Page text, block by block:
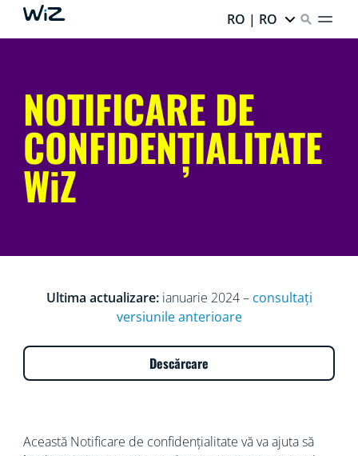
RO | RO
NOTIFICARE DE
CONFIDENȚIALITATE
WiZ
Ultima actualizare:ianuarie 2024 – consultați
versiunile anterioare
Descărcare
Această Notificare de confidențialitate vă va ajuta să